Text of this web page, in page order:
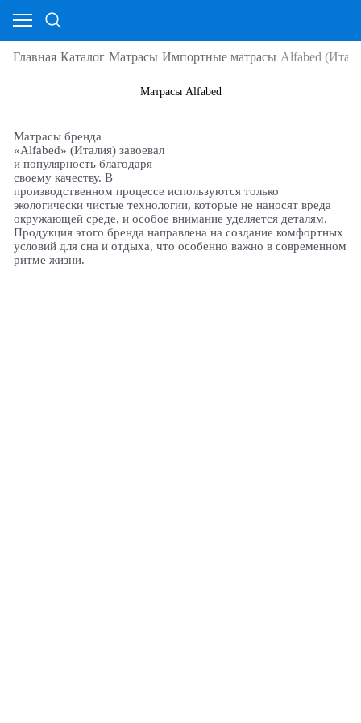
Главная Каталог Матрасы Импортные матрасы Alfabed
Матрасы Alfabed
Матрасы бренда
«Alfabed» (Италия) завоевал
и популярность благодаря
своему качеству. В
производственном процессе используются только
экологически чистые технологии, которые не наносят вреда
окружающей среде, и особое внимание уделяется деталям.
Продукция этого бренда направлена на создание комфортных
условий для сна и отдыха, что особенно важно в современном
ритме жизни.